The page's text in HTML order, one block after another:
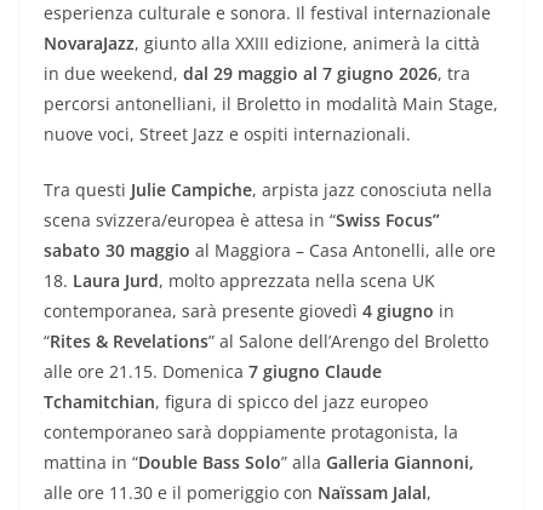
esperienza culturale e sonora. Il festival internazionale
NovaraJazz, giunto alla XXIII edizione, animerà la città
in due weekend, dal 29 maggio al 7 giugno 2026, tra
percorsi antonelliani, il Broletto in modalità Main Stage,
nuove voci, Street Jazz e ospiti internazionali.
Tra questi Julie Campiche, arpista jazz conosciuta nella
scena svizzera/europea è attesa in “Swiss Focus”
sabato 30 maggio al Maggiora – Casa Antonelli, alle ore
18. Laura Jurd, molto apprezzata nella scena UK
contemporanea, sarà presente giovedì 4 giugno in
“Rites & Revelations” al Salone dell’Arengo del Broletto
alle ore 21.15. Domenica 7 giugno Claude
Tchamitchian, figura di spicco del jazz europeo
contemporaneo sarà doppiamente protagonista, la
mattina in “Double Bass Solo” alla Galleria Giannoni,
alle ore 11.30 e il pomeriggio con Naïssam Jalal,